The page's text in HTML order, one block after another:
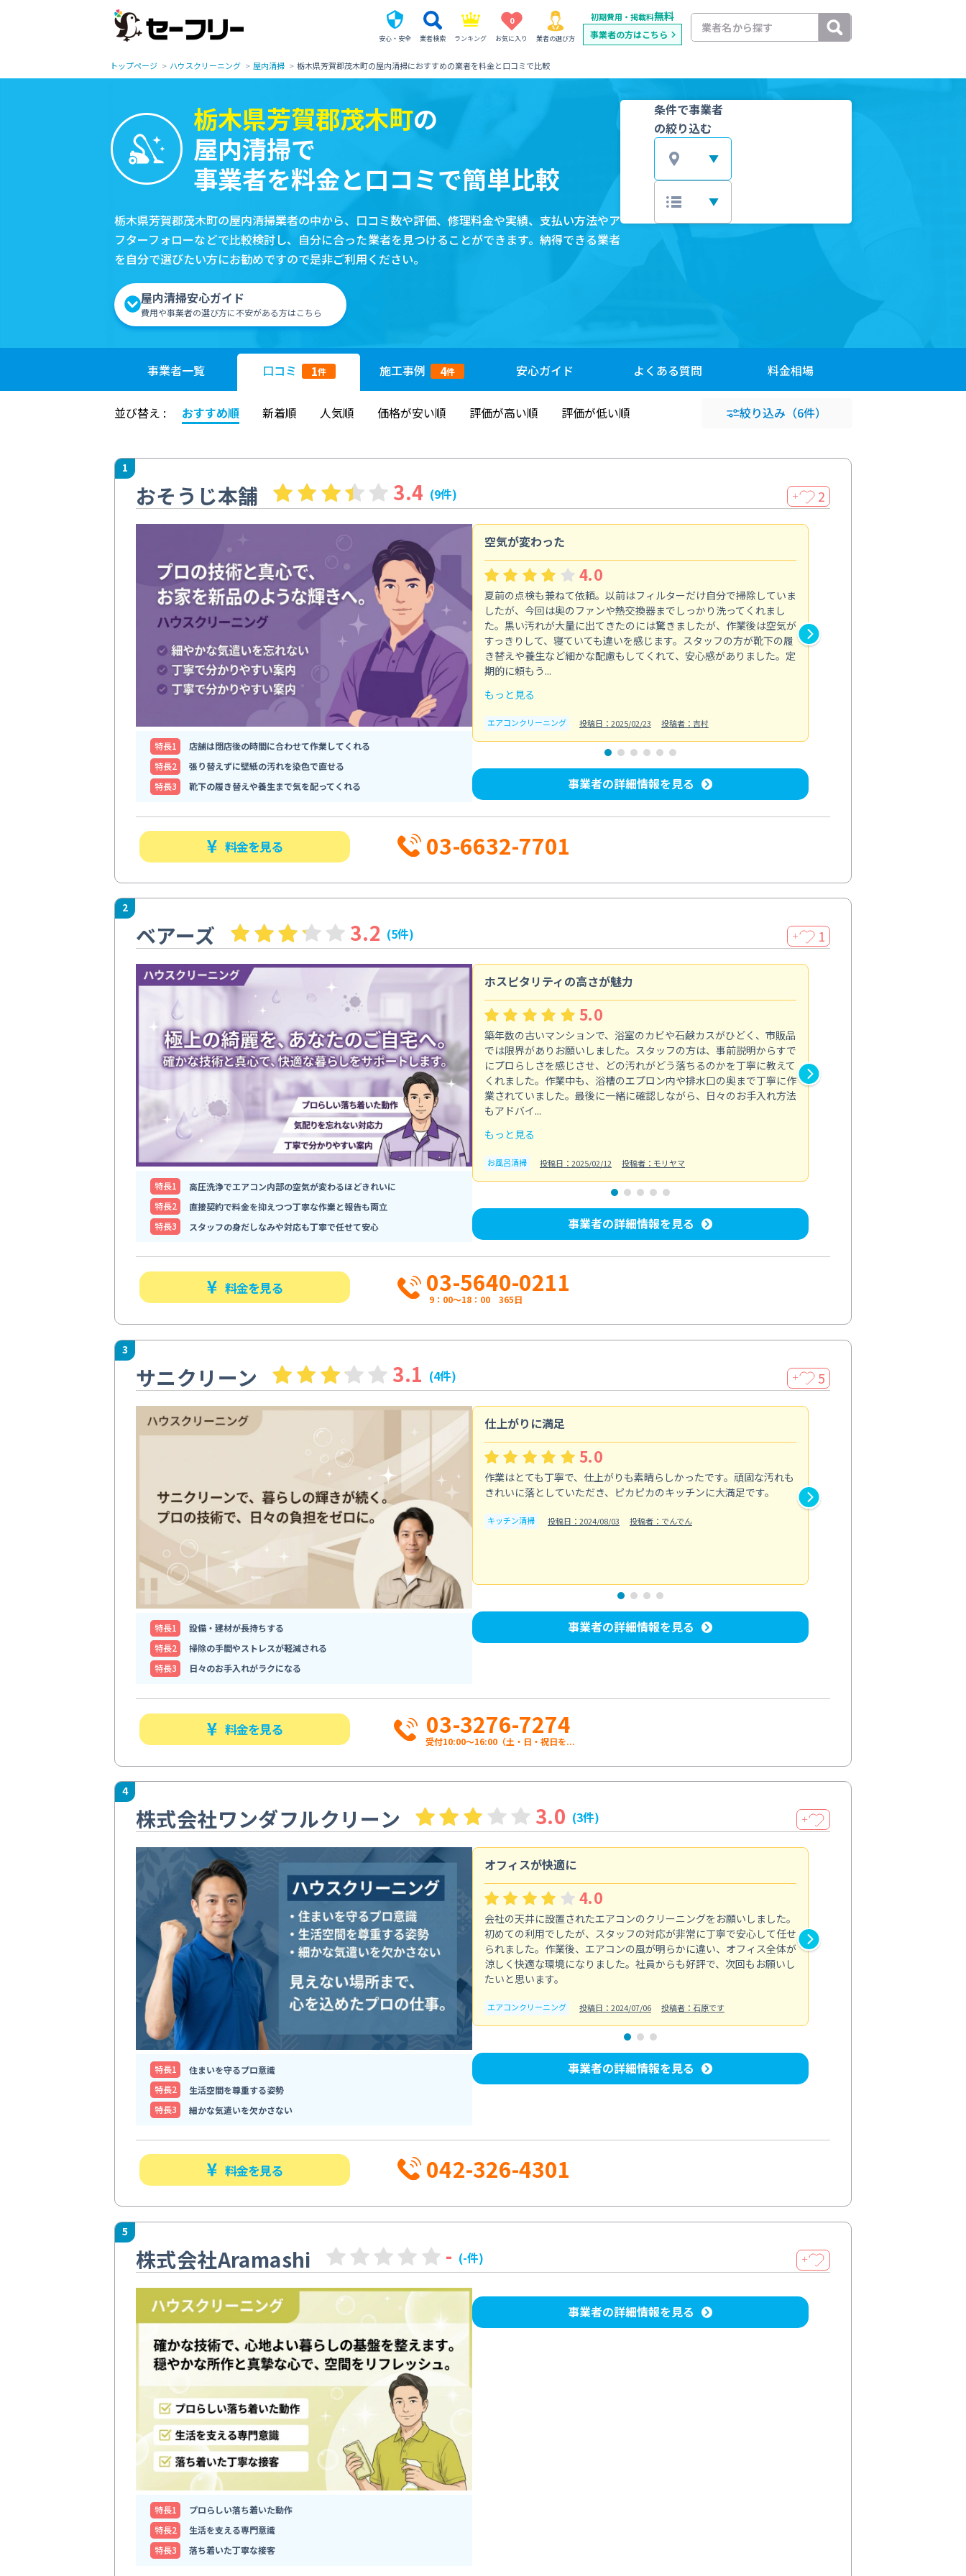
安心・安全 業者検索 ランキング
0
お気に入り 業者の選び方
初期費用・掲載料無料
事業者の方はこちら
トップページ ハウスクリーニング 屋内清掃 栃木県芳賀郡茂木町の屋内清掃におすすめの業者を料金と口コミで比較
栃木県芳賀郡茂木町の
屋内清掃で
事業者を料金と口コミで簡単比較
栃木県芳賀郡茂木町の屋内清掃業者の中から、口コミ数や評価、修理料金や実績、支払い方法やア
フターフォローなどで比較検討し、自分に合った業者を見つけることができます。納得できる業者
を自分で選びたい方にお勧めですので是非ご利用ください。
屋内清掃安心ガイド
費用や事業者の選び方に不安がある方はこちら
条件で事業者
の絞り込む
事業者一覧 口コミ 1件 施工事例 4件 安心ガイド よくある質問 料金相場
並び替え : おすすめ順 新着順 人気順 価格が安い順 評価が高い順 評価が低い順 絞り込み （6件）
1
おそうじ本舗 3.4 (9件) ＋ 2
特⻑1
店舗は閉店後の時間に合わせて作業してくれる
特⻑2
張り替えずに壁紙の汚れを染色で直せる
特⻑3
靴下の履き替えや養生まで気を配ってくれる
空気が変わった
4.0
夏前の点検も兼ねて依頼。以前はフィルターだけ自分で掃除していま
したが、今回は奥のファンや熱交換器までしっかり洗ってくれまし
た。黒い汚れが大量に出てきたのには驚きましたが、作業後は空気が
すっきりして、寝ていても違いを感じます。スタッフの方が靴下の履
き替えや養生など細かな配慮もしてくれて、安心感がありました。定
期的に頼もう...
もっと見る
エアコンクリーニング 投稿日：2025/02/23 投稿者：吉村
事業者の詳細情報を見る
料金を見る 03-6632-7701
2
ベアーズ 3.2 (5件) ＋ 1
特⻑1
高圧洗浄でエアコン内部の空気が変わるほどきれいに
特⻑2
直接契約で料金を抑えつつ丁寧な作業と報告も両立
特⻑3
スタッフの身だしなみや対応も丁寧で任せて安心
ホスピタリティの高さが魅力
5.0
築年数の古いマンションで、浴室のカビや石鹸カスがひどく、市販品
では限界がありお願いしました。スタッフの方は、事前説明からすで
にプロらしさを感じさせ、どの汚れがどう落ちるのかを丁寧に教えて
くれました。作業中も、浴槽のエプロン内や排水口の奥まで丁寧に作
業されていました。最後に一緒に確認しながら、日々のお手入れ方法
もアドバイ...
もっと見る
お風呂清掃 投稿日：2025/02/12 投稿者：モリヤマ
事業者の詳細情報を見る
料金を見る 03-5640-0211
9：00～18：00 365日
3
サニクリーン 3.1 (4件) ＋ 5
特⻑1
設備・建材が長持ちする
特⻑2
掃除の手間やストレスが軽減される
特⻑3
日々のお手入れがラクになる
仕上がりに満足
5.0
作業はとても丁寧で、仕上がりも素晴らしかったです。頑固な汚れも
きれいに落としていただき、ピカピカのキッチンに大満足です。
キッチン清掃 投稿日：2024/08/03 投稿者：でんでん
事業者の詳細情報を見る
料金を見る 03-3276-7274
受付10:00〜16:00（土・日・祝日を...
4
株式会社ワンダフルクリーン 3.0 (3件) ＋
特⻑1
住まいを守るプロ意識
特⻑2
生活空間を尊重する姿勢
特⻑3
細かな気遣いを欠かさない
オフィスが快適に
4.0
会社の天井に設置されたエアコンのクリーニングをお願いしました。
初めての利用でしたが、スタッフの対応が非常に丁寧で安心して任せ
られました。作業後、エアコンの風が明らかに違い、オフィス全体が
涼しく快適な環境になりました。社員からも好評で、次回もお願いし
たいと思います。
エアコンクリーニング 投稿日：2024/07/06 投稿者：石原です
事業者の詳細情報を見る
料金を見る 042-326-4301
5
株式会社Aramashi - (-件) ＋
特⻑1
プロらしい落ち着いた動作
特⻑2
生活を支える専門意識
特⻑3
落ち着いた丁寧な接客
事業者の詳細情報を見る